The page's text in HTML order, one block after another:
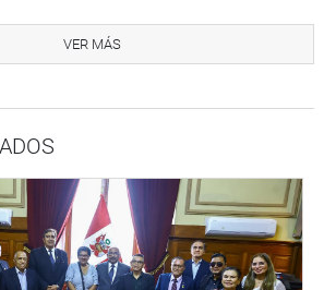
Bellido Ugarte organizó una
a los integrantes de la
parlamentario destacó el aporte
de la asociación, subrayando la
las tradiciones y expresiones
esencial de la identidad nacional.
VER MÁS